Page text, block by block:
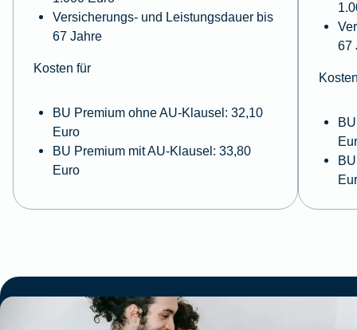
Versicherungs- und Leistungsdauer bis
67 Jahre
Kosten für
BU Premium ohne AU-Klausel: 32,10
Euro
BU Premium mit AU-Klausel: 33,80
Euro
67